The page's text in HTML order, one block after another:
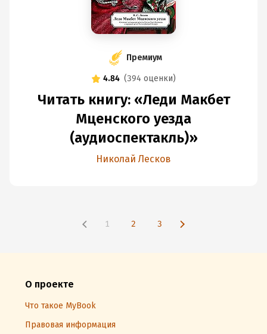
Премиум
4.84 (394 оценки)
Читать книгу: «Леди Макбет
Мценского уезда
(аудиоспектакль)»
Николай Лесков
1 2 3
О проекте
Что такое MyBook
Правовая информация